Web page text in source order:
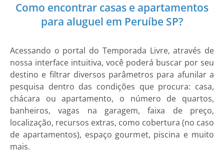
Como encontrar casas e apartamentos
para aluguel em Peruíbe SP?
Acessando o portal do Temporada Livre, através de
nossa interface intuitiva, você poderá buscar por seu
destino e filtrar diversos parâmetros para afunilar a
pesquisa dentro das condições que procura: casa,
chácara ou apartamento, o número de quartos,
banheiros, vagas na garagem, faixa de preço,
localização, recursos extras, como cobertura (no caso
de apartamentos), espaço gourmet, piscina e muito
mais.